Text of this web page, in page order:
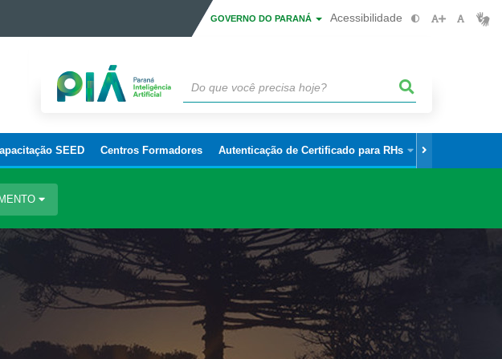
GOVERNO DO PARANÁ Acessibilidade
SEED Centros Formadores Autenticação de Certificado para RHs